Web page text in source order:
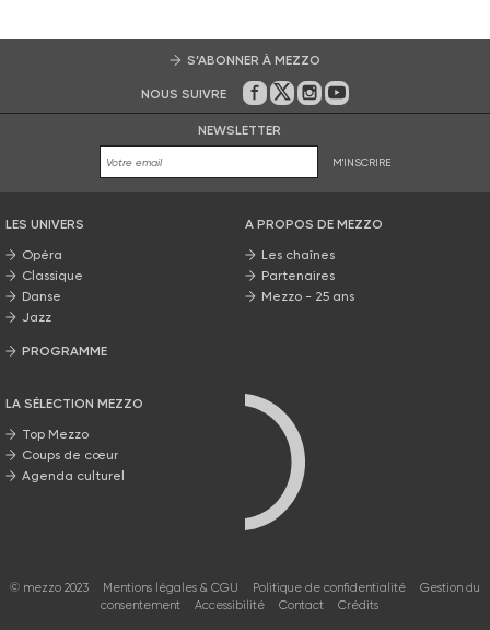
S’ABONNER À MEZZO
NOUS SUIVRE Sur Facebook
Sur Twitter
Sur Instagram
Sur Youtube
NEWSLETTER
M'INSCRIRE
LES UNIVERS
Opéra
Classique
Danse
Jazz
PROGRAMME
LA SÉLECTION MEZZO
Top Mezzo
Coups de cœur
Agenda culturel
A PROPOS DE MEZZO
Les chaînes
Partenaires
Mezzo - 25 ans
© mezzo 2023 Mentions légales & CGU Politique de confidentialité
Gestion du
consentement
Accessibilité Contact Crédits